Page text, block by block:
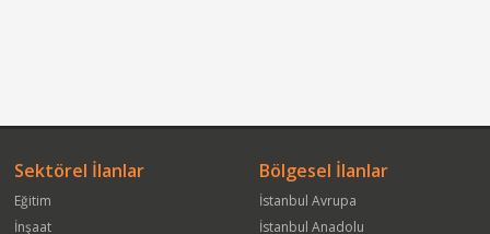
Sektörel İlanlar
Eğitim
İnşaat
Bölgesel İlanlar
İstanbul Avrupa
İstanbul Anadolu